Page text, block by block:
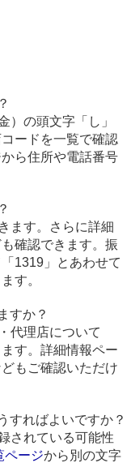
）の頭文字「し」
ードを一覧で確認
ら住所や電話番号
ます。さらに詳細
確認できます。振
1319」とあわせて
す。
すか？
代理店について
す。詳細情報ペー
もご確認いただけ
すればよいですか？
されている可能性
ページから別の文字